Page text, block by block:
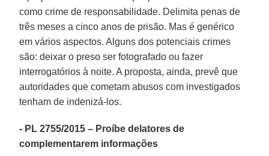
como crime de responsabilidade. Delimita penas de
três meses a cinco anos de prisão. Mas é genérico
em vários aspectos. Alguns dos potenciais crimes
são: deixar o preso ser fotografado ou fazer
interrogatórios à noite. A proposta, ainda, prevê que
autoridades que cometam abusos com investigados
tenham de indenizá-los.
- PL 2755/2015 – Proíbe delatores de
complementarem informações